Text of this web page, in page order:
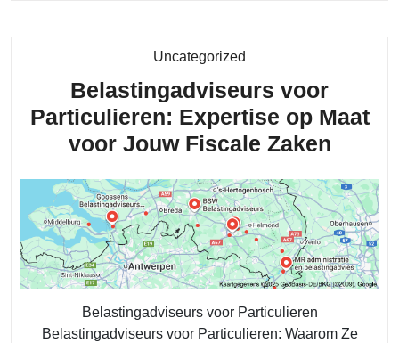
Uncategorized
Belastingadviseurs voor
Particulieren: Expertise op Maat
voor Jouw Fiscale Zaken
op
Maat
Jouw
Belastingadviseurs voor Particulieren
Belastingadviseurs voor Particulieren: Waarom Ze